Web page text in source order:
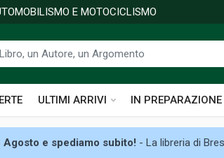
E MOTOCICLISMO
ULTIMI ARRIVI IN PREPARAZIONE
e spediamo subito! - La libreria di